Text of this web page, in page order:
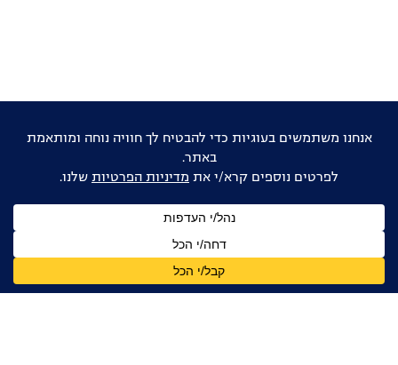
אוהבים דוקו ישראלי?
הישארו מעודכנים
שם
מלא
כתובת
דואר